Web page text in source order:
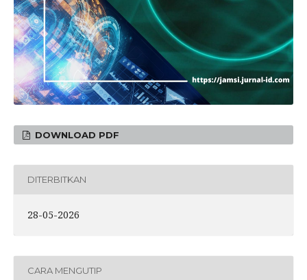
DOWNLOAD PDF
DITERBITKAN
28-05-2026
CARA MENGUTIP